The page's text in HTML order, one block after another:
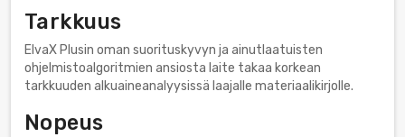
Tarkkuus
ElvaX Plusin oman suorituskyvyn ja ainutlaatuisten
ohjelmistoalgoritmien ansiosta laite takaa korkean
tarkkuuden alkuaineanalyysissä laajalle materiaalikirjolle.
Nopeus